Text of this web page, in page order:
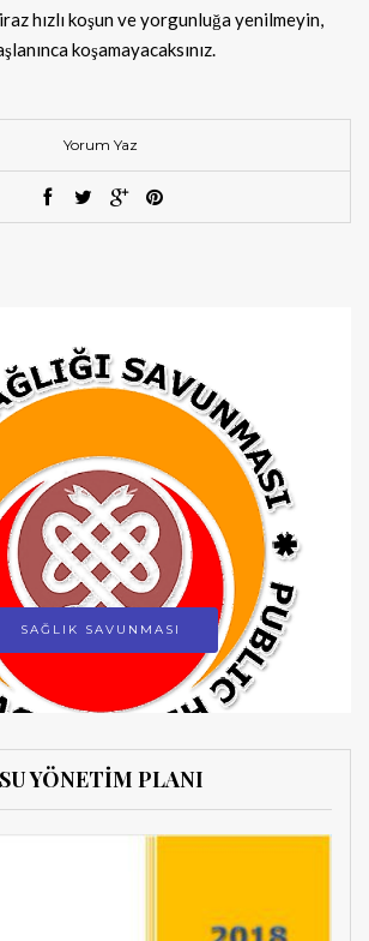
hızlı koşun ve yorgunluğa yenilmeyin,
koşamayacaksınız.
Yorum Yaz
SAĞLIK SAVUNMASI
SU YÖNETİM PLANI